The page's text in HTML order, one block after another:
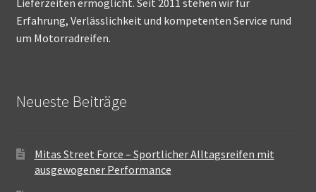
Erfahrung, Verlässlichkeit und kompetenten Service rund
um Motorradreifen.
Neueste Beiträge
Mitas Street Force – Sportlicher Alltagsreifen mit
ausgewogener Performance